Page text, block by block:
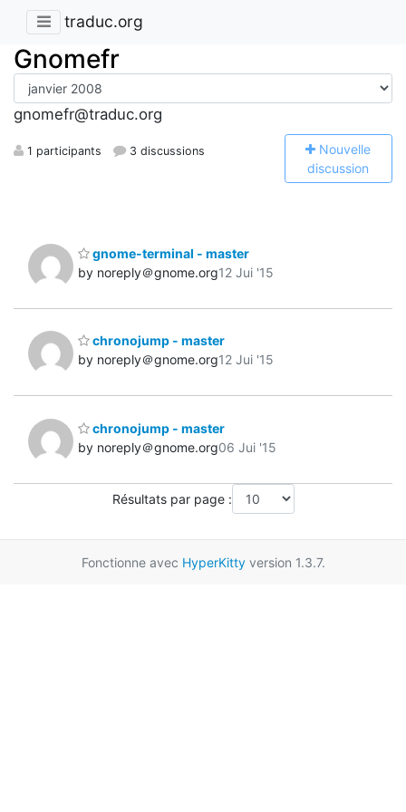
traduc.org
Gnomefr
gnomefr@traduc.org
1 participants 3 discussions Nouvelle
discussion
gnome-terminal - master
by noreply＠gnome.org12 Jui '15
chronojump - master
by noreply＠gnome.org12 Jui '15
chronojump - master
by noreply＠gnome.org06 Jui '15
Résultats par page :
Fonctionne avec HyperKittyversion 1.3.7.